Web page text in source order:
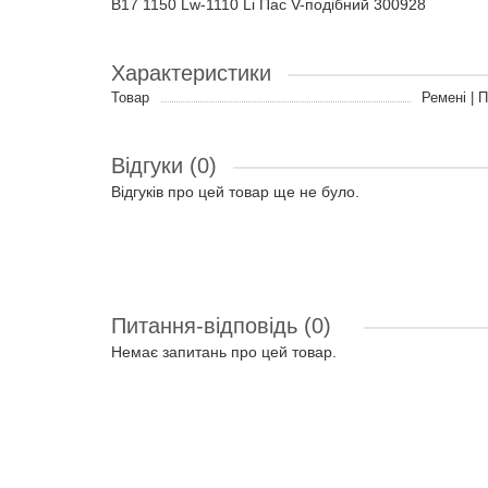
B17 1150 Lw-1110 Li Пас V-подібний 300928
Характеристики
Товар Ремені |
Відгуки (0)
Відгуків про цей товар ще не було.
Питання-відповідь (0)
Немає запитань про цей товар.